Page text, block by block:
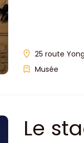
25 route
Musée
Le